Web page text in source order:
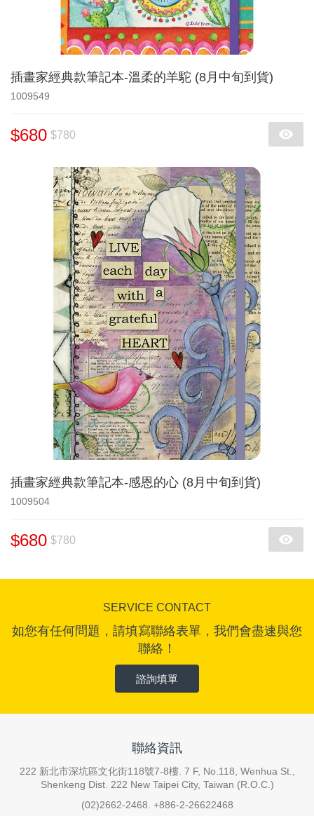
插畫家經典款筆記本-溫柔的羊駝 (8月中旬到貨)
1009549
$680 $780
插畫家經典款筆記本-感恩的心 (8月中旬到貨)
1009504
$680 $780
SERVICE CONTACT
如您有任何問題，請填寫聯絡表單，我們會盡速與您
聯絡！
諮詢填單
聯絡資訊
222 新北市深坑區文化街118號7-8樓. 7 F, No.118, Wenhua St.,
Shenkeng Dist. 222 New Taipei City, Taiwan (R.O.C.)
(02)2662-2468. +886-2-26622468